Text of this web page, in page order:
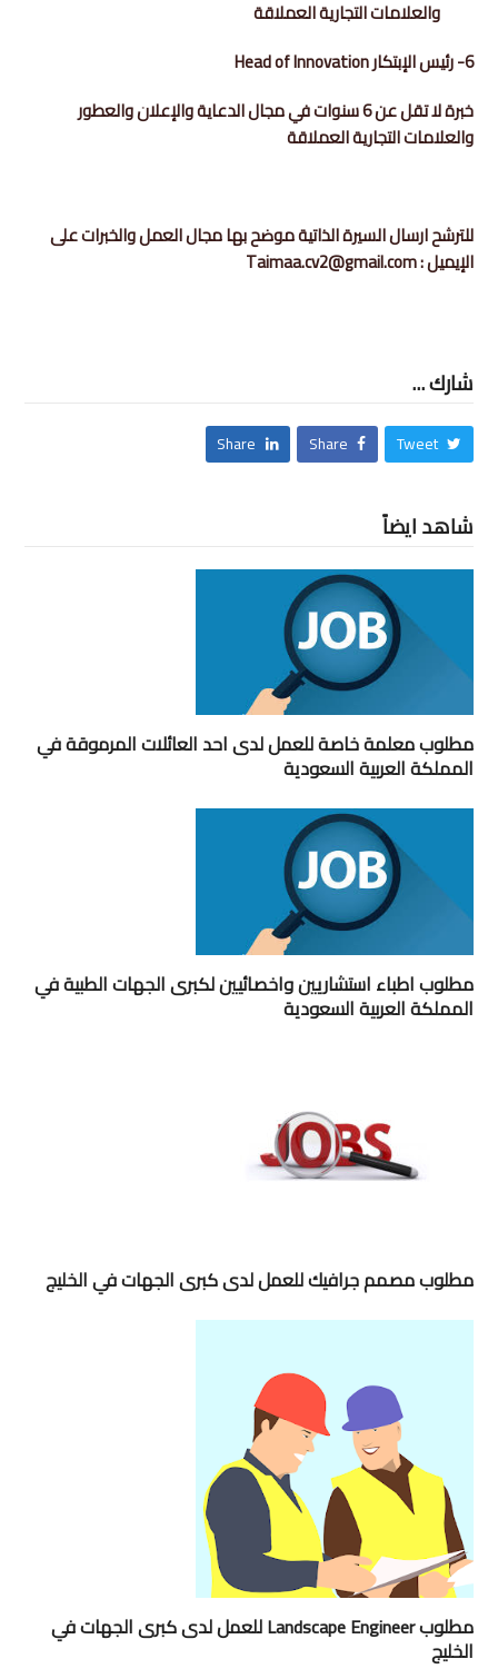
والعلامات التجارية العملاقة
6- رئيس الإبتكار Head of Innovation
خبرة لا تقل عن 6 سنوات في مجال الدعاية والإعلان والعطور
والعلامات التجارية العملاقة
للترشح ارسال السيرة الذاتية موضح بها مجال العمل والخبرات على
الإيميل : Taimaa.cv2@gmail.com
شارك ...
Tweet
Share
Share
شاهد ايضاً
مطلوب معلمة خاصة للعمل لدى احد العائلات المرموقة في
المملكة العربية السعودية
مطلوب اطباء استشاريين واخصائيين لكبرى الجهات الطبية في
المملكة العربية السعودية
مطلوب مصمم جرافيك للعمل لدى كبرى الجهات في الخليج
مطلوب Landscape Engineer للعمل لدى كبرى الجهات في
الخليج